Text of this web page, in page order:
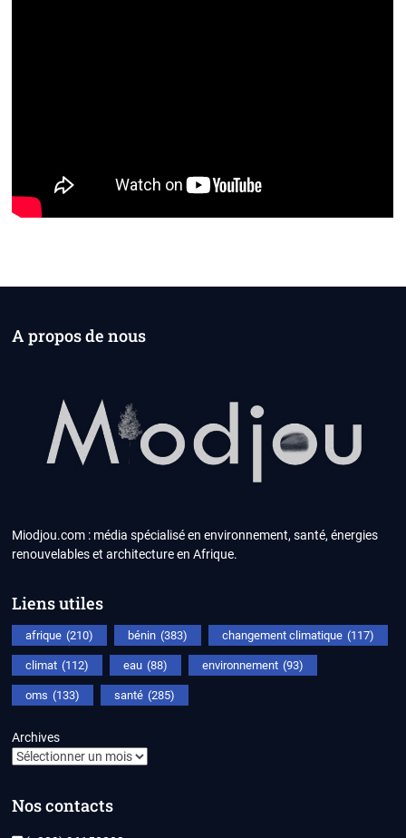
A propos de nous
Miodjou.com : média spécialisé en environnement, santé, énergies
renouvelables et architecture en Afrique.
Liens utiles
afrique (210) bénin (383) changement climatique (117)
climat (112) eau (88) environnement (93)
oms (133) santé (285)
Archives
Nos contacts